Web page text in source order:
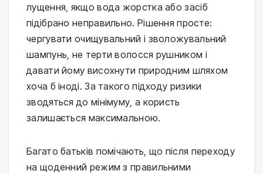
лущення, якщо вода жорстка або засіб
підібрано неправильно. Рішення просте:
чергувати очищувальний і зволожувальний
шампунь, не терти волосся рушником і
давати йому висохнути природним шляхом
хоча б іноді. За такого підходу ризики
зводяться до мінімуму, а користь
залишається максимальною.
Багато батьків помічають, що після переходу
на щоденний режим з правильними